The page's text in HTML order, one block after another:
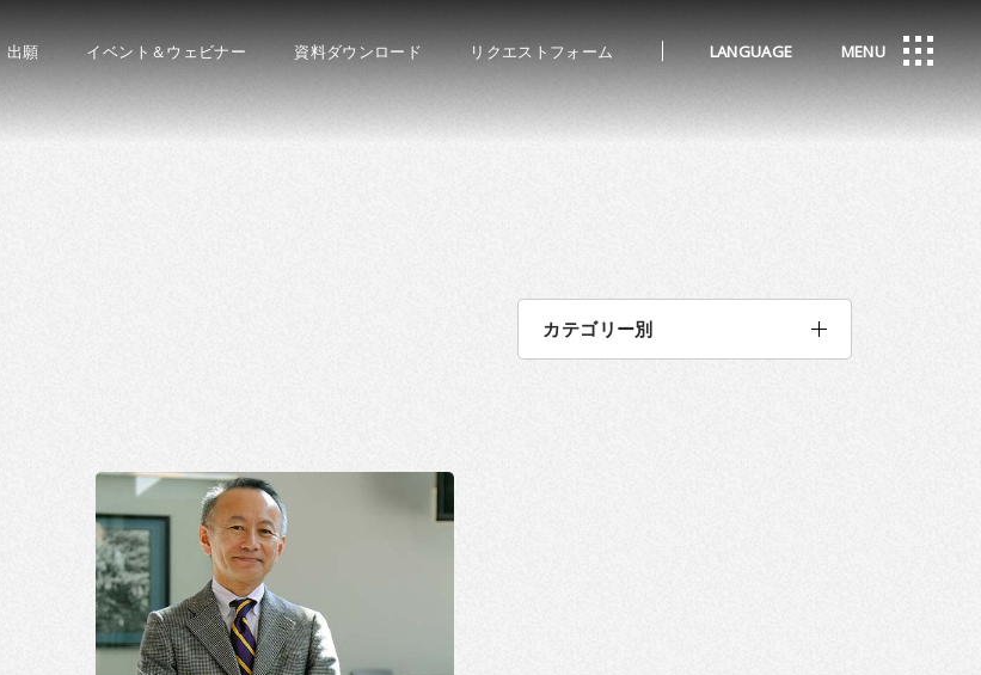
出願 イベント＆ウェビナー 資料ダウンロード リクエストフォーム LANGUAGE MENU
カテゴリー別